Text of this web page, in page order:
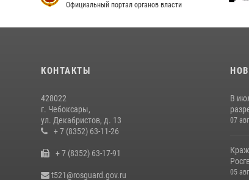
Официальный портал органов власти
КОНТАКТЫ
428022
г. Чебоксары,
ул. Декабристов, д. 13
+ 7 (8352) 63-11-26
+ 7 (8352) 63-17-91
t521@rosguard.gov.ru
В
07
05